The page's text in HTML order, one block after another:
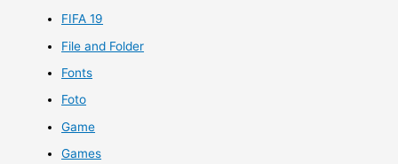
FIFA 19
File and Folder
Fonts
Foto
Game
Games